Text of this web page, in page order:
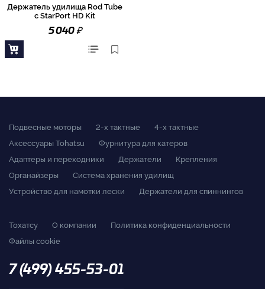
Держатель удилища Rod Tube
с StarPort HD Kit
5 040₽
Подвесные моторы 2-x тактные
4-x тактные
Аксессуары Tohatsu
Фурнитура для катеров
Адаптеры и переходники
Держатели
Крепления
Органайзеры
Система хранения удилищ
Устройство для намотки лески
Держатели для спиннингов
Тохатсу О компании
Политика конфиденциальности
Файлы cookie
7 (499) 455-53-01